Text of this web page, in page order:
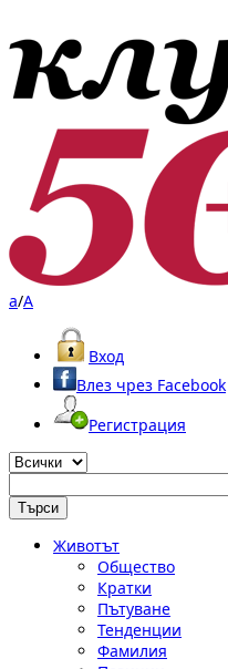
a/A
Вход
Влез чрез Facebook
Регистрация
Животът
Общество
Кратки
Пътуване
Тенденции
Фамилия